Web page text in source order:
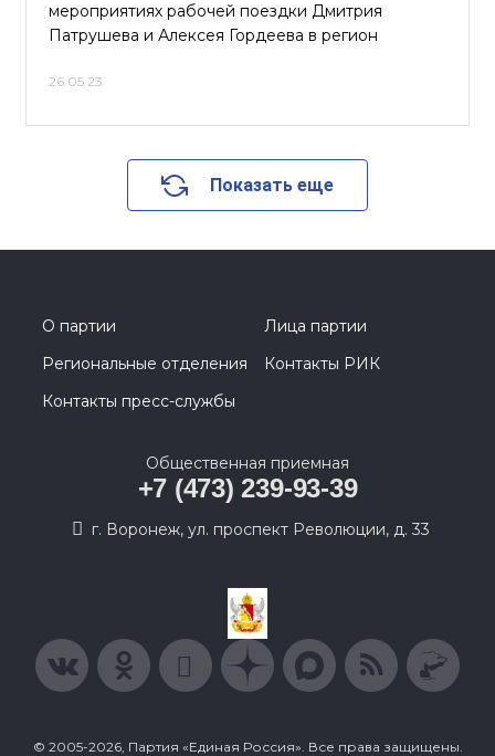
мероприятиях рабочей поездки Дмитрия
Патрушева и Алексея Гордеева в регион
26.05.23
Показать еще
О партии
Лица партии
Региональные отделения
Контакты РИК
Контакты пресс-службы
Общественная приемная
+7 (473) 239-93-39
г. Воронеж, ул. проспект Революции, д. 33
© 2005-2026, Партия «Единая Россия». Все права защищены.